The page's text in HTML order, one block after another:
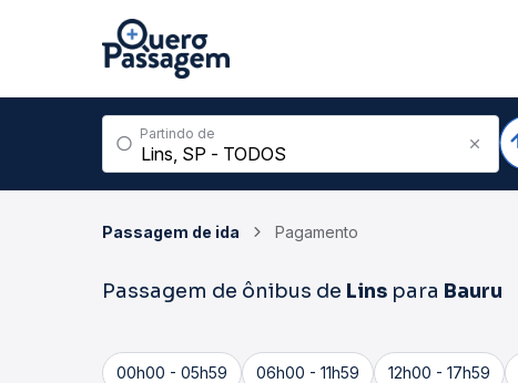
Partindo de
Passagem de ida Pagamento
Passagem de ônibus de Lins para Bauru
00h00 - 05h59 06h00 - 11h59 12h00 - 17h59